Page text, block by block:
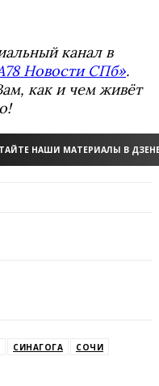
канал в
Новости СПб».
как и чем живёт
НАШИ МАТЕРИАЛЫ В
СИНАГОГА СОЧИ